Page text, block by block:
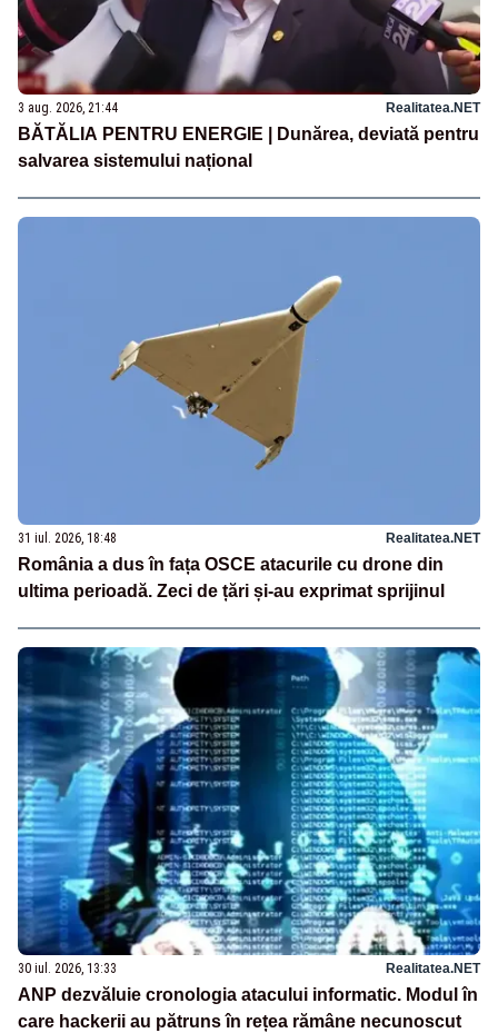
3 aug. 2026, 21:44 Realitatea.NET
BĂTĂLIA PENTRU ENERGIE | Dunărea, deviată pentru
salvarea sistemului național
31 iul. 2026, 18:48 Realitatea.NET
România a dus în fața OSCE atacurile cu drone din
ultima perioadă. Zeci de țări și-au exprimat sprijinul
30 iul. 2026, 13:33 Realitatea.NET
ANP dezvăluie cronologia atacului informatic. Modul în
care hackerii au pătruns în rețea rămâne necunoscut